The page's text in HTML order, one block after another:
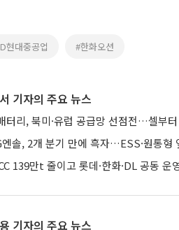
현대중공업 #한화오션
기자의 주요 뉴스
터리, 북미·유럽 공급망 선점전…셀부
엔솔, 2개 분기 만에 흑자…ESS·원통형
139만t 줄이고 롯데·한화·DL 공동
기자의 주요 뉴스